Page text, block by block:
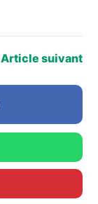
Article suivant